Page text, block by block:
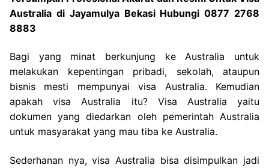
Australia di Jayamulya Bekasi Hubungi 0877 2768
8883
Bagi yang minat berkunjung ke Australia untuk
melakukan kepentingan pribadi, sekolah, ataupun
bisnis mesti mempunyai visa Australia. Kemudian
apakah visa Australia itu? Visa Australia yaitu
dokumen yang diedarkan oleh pemerintah Australia
untuk masyarakat yang mau tiba ke Australia.
Sederhanan nya, visa Australia bisa disimpulkan jadi